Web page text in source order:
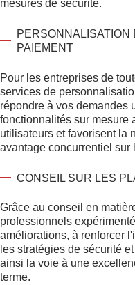
mesures de sécurité.
PERSONNALISATION
PAIEMENT
Pour les entreprises de
services de
répondre à vos demandes
fonctionnalités sur mesure
utilisateurs et favorisent la
avantage concurrentiel sur
CONSEIL SUR LES
Grâce au conseil en
professionnels
améliorations, à renforcer
les stratégies de sécurité
ainsi la voie à une
terme.